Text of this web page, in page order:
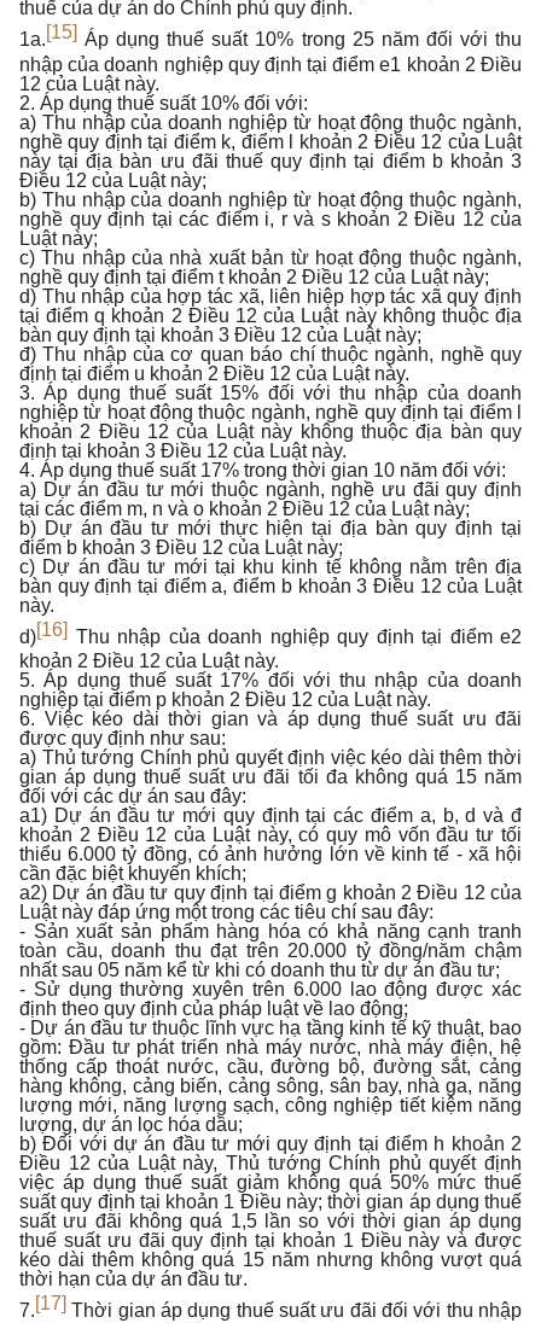
thuế của dự án do Chính phủ quy định.
1a.[15] Áp dụng thuế suất 10% trong 25 năm đối với thu
nhập của doanh nghiệp quy định tại điểm e1 khoản 2 Điều
12 của Luật này.
2. Áp dụng thuế suất 10% đối với:
a) Thu nhập của doanh nghiệp từ hoạt động thuộc ngành,
nghề quy định tại điểm k, điểm l khoản 2 Điều 12 của Luật
này tại địa bàn ưu đãi thuế quy định tại điểm b khoản 3
Điều 12 của Luật này;
b) Thu nhập của doanh nghiệp từ hoạt động thuộc ngành,
nghề quy định tại các điểm i, r và s khoản 2 Điều 12 của
Luật này;
c) Thu nhập của nhà xuất bản từ hoạt động thuộc ngành,
nghề quy định tại điểm t khoản 2 Điều 12 của Luật này;
d) Thu nhập của hợp tác xã, liên hiệp hợp tác xã quy định
tại điểm q khoản 2 Điều 12 của Luật này không thuộc địa
bàn quy định tại khoản 3 Điều 12 của Luật này;
đ) Thu nhập của cơ quan báo chí thuộc ngành, nghề quy
định tại điểm u khoản 2 Điều 12 của Luật này.
3. Áp dụng thuế suất 15% đối với thu nhập của doanh
nghiệp từ hoạt động thuộc ngành, nghề quy định tại điểm l
khoản 2 Điều 12 của Luật này không thuộc địa bàn quy
định tại khoản 3 Điều 12 của Luật này.
4. Áp dụng thuế suất 17% trong thời gian 10 năm đối với:
a) Dự án đầu tư mới thuộc ngành, nghề ưu đãi quy định
tại các điểm m, n và o khoản 2 Điều 12 của Luật này;
b) Dự án đầu tư mới thực hiện tại địa bàn quy định tại
điểm b khoản 3 Điều 12 của Luật này;
c) Dự án đầu tư mới tại khu kinh tế không nằm trên địa
bàn quy định tại điểm a, điểm b khoản 3 Điều 12 của Luật
này.
d)[16] Thu nhập của doanh nghiệp quy định tại điểm e2
khoản 2 Điều 12 của Luật này.
5. Áp dụng thuế suất 17% đối với thu nhập của doanh
nghiệp tại điểm p khoản 2 Điều 12 của Luật này.
6. Việc kéo dài thời gian và áp dụng thuế suất ưu đãi
được quy định như sau:
a) Thủ tướng Chính phủ quyết định việc kéo dài thêm thời
gian áp dụng thuế suất ưu đãi tối đa không quá 15 năm
đối với các dự án sau đây:
a1) Dự án đầu tư mới quy định tại các điểm a, b, d và đ
khoản 2 Điều 12 của Luật này, có quy mô vốn đầu tư tối
thiểu 6.000 tỷ đồng, có ảnh hưởng lớn về kinh tế - xã hội
cần đặc biệt khuyến khích;
a2) Dự án đầu tư quy định tại điểm g khoản 2 Điều 12 của
Luật này đáp ứng một trong các tiêu chí sau đây:
- Sản xuất sản phẩm hàng hóa có khả năng cạnh tranh
toàn cầu, doanh thu đạt trên 20.000 tỷ đồng/năm chậm
nhất sau 05 năm kể từ khi có doanh thu từ dự án đầu tư;
- Sử dụng thường xuyên trên 6.000 lao động được xác
định theo quy định của pháp luật về lao động;
- Dự án đầu tư thuộc lĩnh vực hạ tầng kinh tế kỹ thuật, bao
gồm: Đầu tư phát triển nhà máy nước, nhà máy điện, hệ
thống cấp thoát nước, cầu, đường bộ, đường sắt, cảng
hàng không, cảng biến, cảng sông, sân bay, nhà ga, năng
lượng mới, năng lượng sạch, công nghiệp tiết kiệm năng
lượng, dự án lọc hóa dầu;
b) Đối với dự án đầu tư mới quy định tại điểm h khoản 2
Điều 12 của Luật này, Thủ tướng Chính phủ quyết định
việc áp dụng thuế suất giảm không quá 50% mức thuế
suất quy định tại khoản 1 Điều này; thời gian áp dụng thuế
suất ưu đãi không quá 1,5 lần so với thời gian áp dụng
thuế suất ưu đãi quy định tại khoản 1 Điều này và được
kéo dài thêm không quá 15 năm nhưng không vượt quá
thời hạn của dự án đầu tư.
7.[17] Thời gian áp dụng thuế suất ưu đãi đối với thu nhập